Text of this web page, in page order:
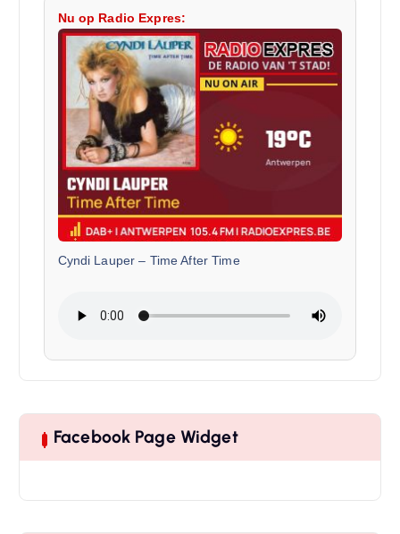
Nu op Radio Expres:
Cyndi Lauper – Time After Time
Facebook Page Widget